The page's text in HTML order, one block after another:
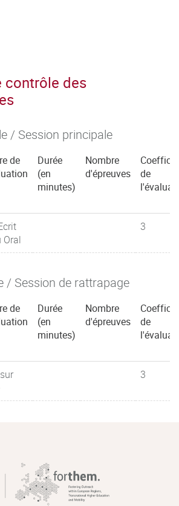
contrôle des
/ Session principale
de
Durée
(en
minutes)
Nombre
d'épreuves
de
Oral
3
/ Session de rattrapage
de
Durée
(en
minutes)
Nombre
d'épreuves
de
3